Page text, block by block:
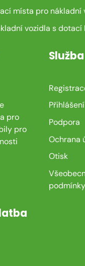
místa pro nákladní
vozidla s dotací
pro
pro
Služba
Přihlášení
Podpora
Ochrana
Otisk
podmínky